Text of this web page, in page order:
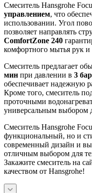
Смеситель Hansgrohe
управлением, что
использовании. Угол
позволяет направлять
ComfortZone 240
комфортного мытья рук и
Смеситель предлагает
мин при давлении в 3
обеспечивает надежную
Кроме того, смеситель
проточными
универсальным выбором
Смеситель Hansgrohe
функциональный, но и
современный дизайн и
отличным выбором для
Закажите смеситель на
качеством от Hansgrohe!